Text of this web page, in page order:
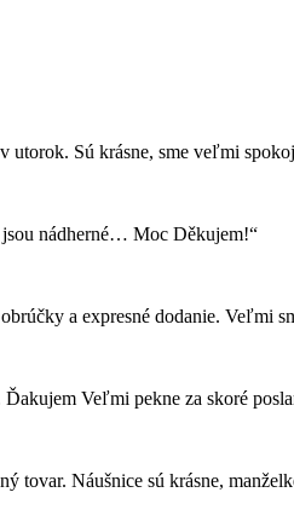
utorok. Sú krásne, sme veľmi
jsou nádherné… Moc Děkujem!“
a expresné dodanie. Veľmi
Veľmi pekne za skoré
tovar. Náušnice sú krásne,